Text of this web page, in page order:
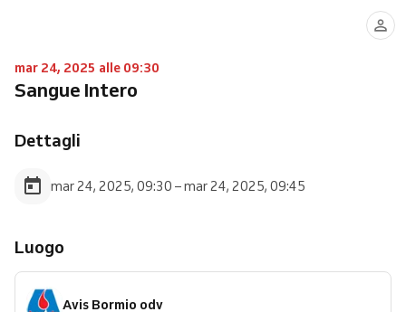
mar 24, 2025 alle 09:30
Sangue Intero
Dettagli
mar 24, 2025, 09:30 – mar 24, 2025, 09:45
Luogo
Avis Bormio odv